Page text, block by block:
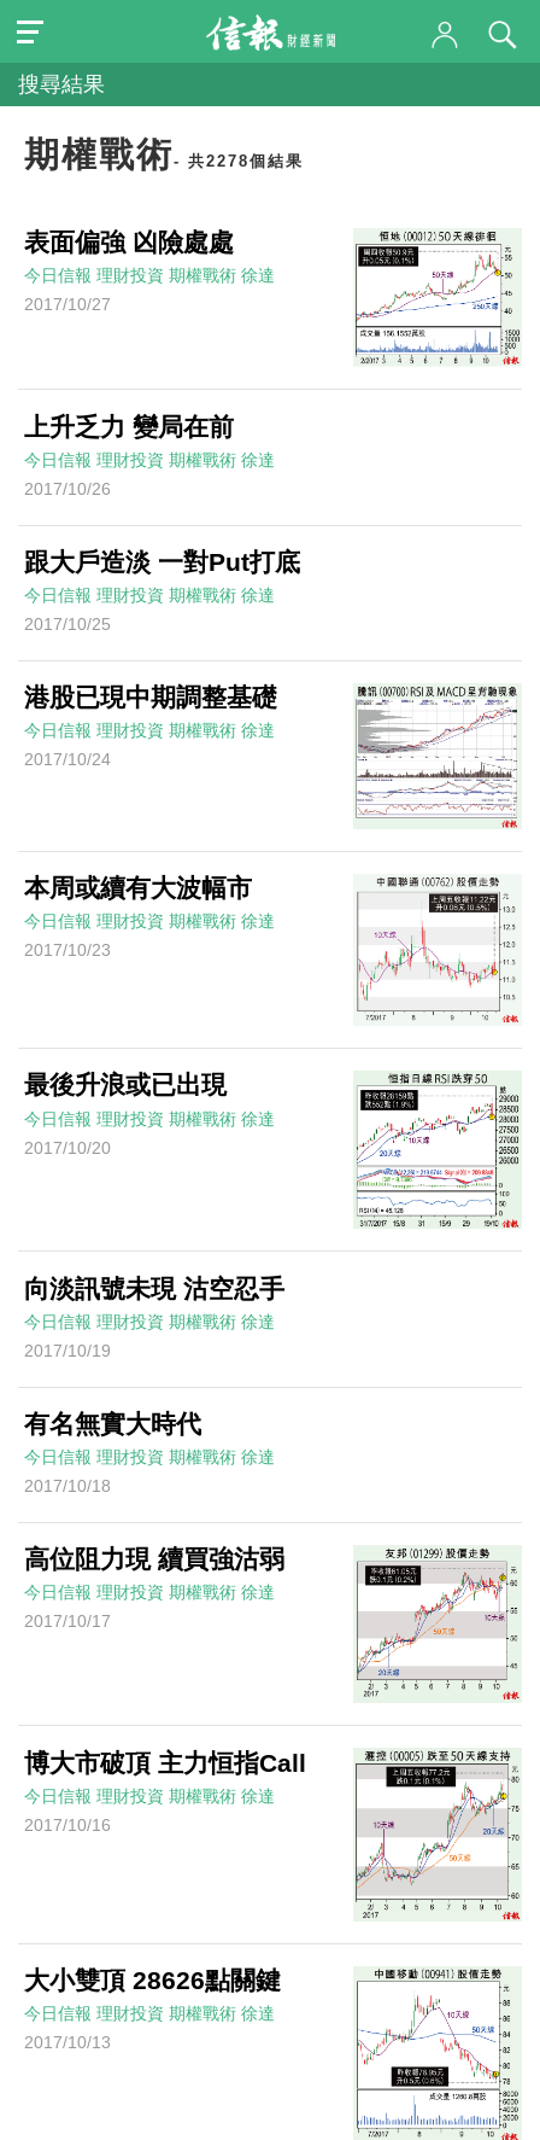
搜尋結果
期權戰術- 共2278個結果
表面偏強 凶險處處
今日信報 理財投資 期權戰術 徐達
2017/10/27
上升乏力 變局在前
今日信報 理財投資 期權戰術 徐達
2017/10/26
跟大戶造淡 一對Put打底
今日信報 理財投資 期權戰術 徐達
2017/10/25
港股已現中期調整基礎
今日信報 理財投資 期權戰術 徐達
2017/10/24
本周或續有大波幅市
今日信報 理財投資 期權戰術 徐達
2017/10/23
最後升浪或已出現
今日信報 理財投資 期權戰術 徐達
2017/10/20
向淡訊號未現 沽空忍手
今日信報 理財投資 期權戰術 徐達
2017/10/19
有名無實大時代
今日信報 理財投資 期權戰術 徐達
2017/10/18
高位阻力現 續買強沽弱
今日信報 理財投資 期權戰術 徐達
2017/10/17
博大市破頂 主力恒指Call
今日信報 理財投資 期權戰術 徐達
2017/10/16
大小雙頂 28626點關鍵
今日信報 理財投資 期權戰術 徐達
2017/10/13